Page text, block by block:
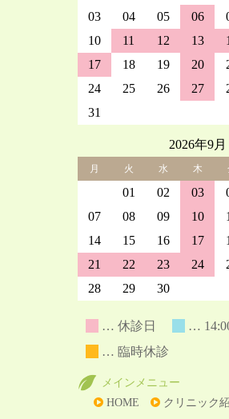
03
04 05 06
10
11 12 13
17
18 19 20
24
25 26 27
31
2026年9月
月 火 水 木
01 02 03
07
08 09 10
14
15 16 17
21
22 23 24
28
29 30
… 休診日 …
… 臨時休診
メインメニュー
HOME
クリニック